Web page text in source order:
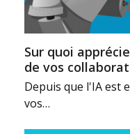
Sur quoi
de vos
Depuis que l'IA est
vos…